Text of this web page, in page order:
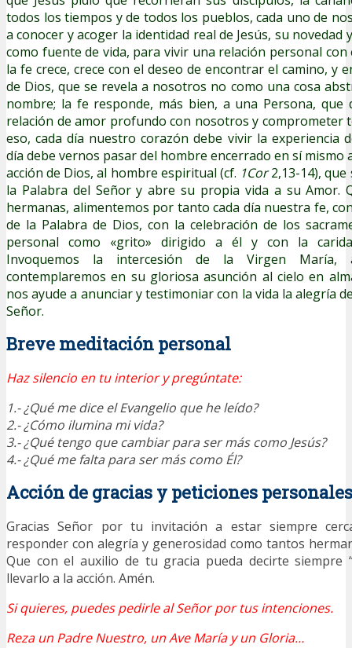
todos los tiempos y de todos los pueblos, cada uno de
a conocer y acoger la identidad real de Jesús, su novedad
como fuente de vida, para vivir una relación personal con
la fe crece, crece con el deseo de encontrar el camino, y
de Dios, que se revela a nosotros no como una cosa
nombre; la fe responde, más bien, a una Persona,
relación de amor profundo con nosotros y comprometer
eso, cada día nuestro corazón debe vivir la experiencia
día debe vernos pasar del hombre encerrado en sí mismo
acción de Dios, al hombre espiritual (cf. 1Cor2,13-14),
la Palabra del Señor y abre su propia vida a su Amor.
hermanas, alimentemos por tanto cada día nuestra fe,
de la Palabra de Dios, con la celebración de los
personal como «grito» dirigido a él y con la
Invoquemos la intercesión de la Virgen
contemplaremos en su gloriosa asunción al cielo en
nos ayude a anunciar y testimoniar con la vida la alegría
Señor.
Breve meditación personal
Haz silencio en tu interior y pregúntate:
1.- ¿Qué me dice el Evangelio que he leído?
2.- ¿Cómo ilumina mi vida?
3.- ¿Qué tengo que cambiar para ser más como Jesús?
4.- ¿Qué me falta para ser más como Él?
Acción de gracias y peticiones personales
Gracias Señor por tu invitación a estar siempre
responder con alegría y generosidad como tantos
Que con el auxilio de tu gracia pueda decirte siempre
llevarlo a la acción. Amén.
Si quieres, puedes pedirle al Señor por tus intenciones.
Reza un Padre Nuestro, un Ave María y un Gloria…